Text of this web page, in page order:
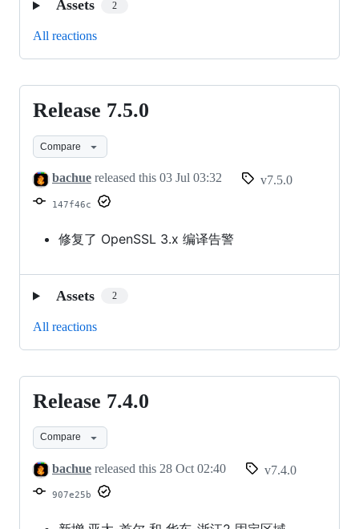
Assets 2
All reactions
Release
7.5.0
Release 7.5.0
Compare
bachue released this 03 Jul 03:32 v7.5.0
147f46c
修复了 OpenSSL 3.x 编译告警
Assets 2
All reactions
Release
7.4.0
Release 7.4.0
Compare
bachue released this 28 Oct 02:40 v7.4.0
907e25b